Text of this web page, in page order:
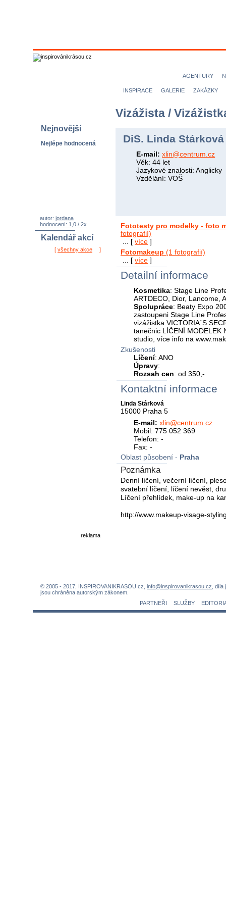
AGENTURY
INSPIRACE GALERIE ZAKÁZKY
Nejnovější
Nejlépe hodnocená
autor: jordana
hodnocení: 1,0 / 2x
Kalendář akcí
[ všechny akce ]
Vizážista /
DiS. Linda
E-mail: xlin@centrum.cz
Věk: 44 let
Jazykové znalosti: Anglicky
Vzdělání: VOŠ
Fototesty pro modelky - foto
fotografií)
... [ více ]
Fotomakeup (1 fotografií)
... [ více ]
Detailní informace
Kosmetika: Stage Line
ARTDECO, Dior, Lancome,
Spolupráce: Beaty Expo
zastoupeni Stage Line
vizážistka VICTORIA´S
tanečnic LÍČENÍ MODELEK
studio, více info na
Zkušenosti
Líčení: ANO
Úpravy:
Rozsah cen: od 350,-
Kontaktní informace
Linda Stárková
15000 Praha 5
E-mail:xlin@centrum.cz
Mobil: 775 052 369
Telefon: -
Fax: -
Oblast působení - Praha
Poznámka
Denní líčení, večerní líčení,
svatební líčení, líčení nevěst,
Líčení přehlídek, make-up na
http://www.makeup-visage-
reklama
© 2005 - 2017, INSPIROVANIKRASOU.cz, info@inspirovanikrasou.cz ,
jsou chráněna autorským zákonem.
PARTNEŘI
SLUŽBY